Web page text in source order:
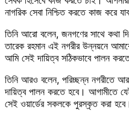
নাগরিক সেবা নিশ্চিত করতে কাজ করে
তিনি আরো বলেন, জনগণের সাথে কথা
তারেক রহমান এই নগরীর উন্নয়নে
আমি সেই দায়িত্ব সঠিকভাবে পালন
তিনি আরও বলেন, পরিচ্ছন্ন নগরীতে
দায়িত্ব পালন করতে হবে। আগামীতে
সেই ওয়ার্ডের সকলকে পুরস্কৃত করা হবে।